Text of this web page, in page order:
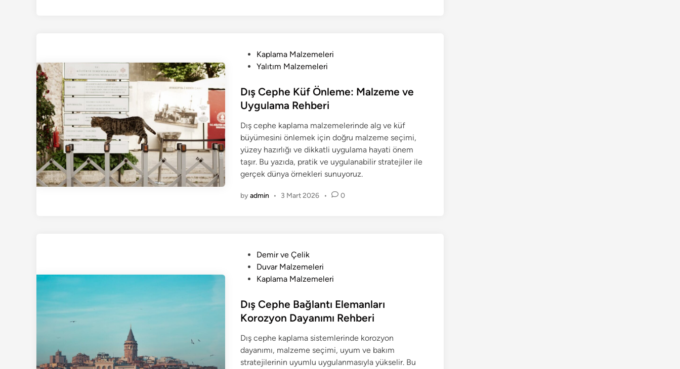
t
e
i
n
Kaplama Malzemeleri
Yalıtım Malzemeleri
Dış Cephe Küf Önleme: Malzeme ve
Uygulama Rehberi
Dış cephe kaplama malzemelerinde alg ve küf
büyümesini önlemek için doğru malzeme seçimi,
yüzey hazırlığı ve dikkatli uygulama hayati önem
taşır. Bu yazıda, pratik ve uygulanabilir stratejiler ile
gerçek dünya örnekleri sunuyoruz.
byadmin • 3 Mart 2026 • 0
e
d
n
Demir ve Çelik
Duvar Malzemeleri
Kaplama Malzemeleri
Dış Cephe Bağlantı Elemanları
Korozyon Dayanımı Rehberi
Dış cephe kaplama sistemlerinde korozyon
dayanımı, malzeme seçimi, uyum ve bakım
stratejilerinin uyumlu uygulanmasıyla yükselir. Bu